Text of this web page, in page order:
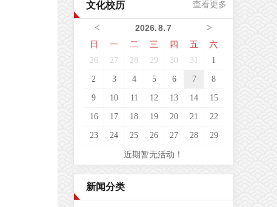
文化校历 查看更多
< >
2026.8.7
日
一 二 三 四 五 六
26 27 28 29 30 31 1
2 3 4 5 6 7 8
9 10 11 12 13 14 15
16 17 18 19 20 21 22
23 24 25 26 27 28 29
近期暂无活动！
新闻分类